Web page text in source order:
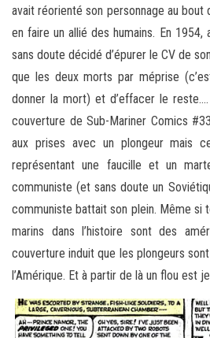
avait réorienté son personnage au
en faire un allié des humains. En
sans doute décidé d’épurer le CV de
que les deux morts par méprise
donner la mort) et d’effacer le
couverture de Sub-Mariner Comics
aux prises avec un plongeur mais
représentant une faucille et un
communiste (et sans doute un
communiste battait son plein. Même si
marins dans l’histoire sont des
couverture induit que les plongeurs
l’Amérique. Et à partir de là un flou est